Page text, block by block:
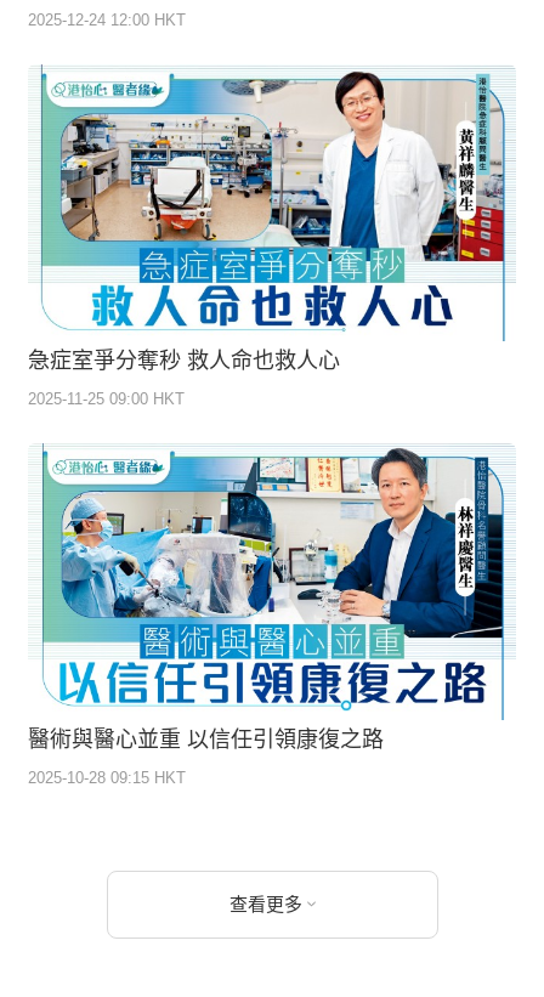
2025-12-24 12:00 HKT
急症室爭分奪秒 救人命也救人心
2025-11-25 09:00 HKT
醫術與醫心並重 以信任引領康復之路
2025-10-28 09:15 HKT
查看更多